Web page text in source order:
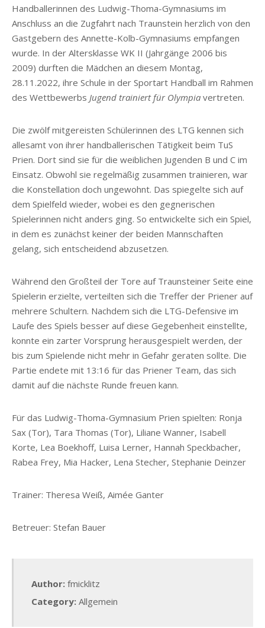
Handballerinnen des Ludwig-Thoma-Gymnasiums im
Anschluss an die Zugfahrt nach Traunstein herzlich von den
Gastgebern des Annette-Kolb-Gymnasiums empfangen
wurde. In der Altersklasse WK II (Jahrgänge 2006 bis
2009) durften die Mädchen an diesem Montag,
28.11.2022, ihre Schule in der Sportart Handball im Rahmen
des Wettbewerbs Jugend trainiert für Olympia vertreten.
Die zwölf mitgereisten Schülerinnen des LTG kennen sich
allesamt von ihrer handballerischen Tätigkeit beim TuS
Prien. Dort sind sie für die weiblichen Jugenden B und C im
Einsatz. Obwohl sie regelmäßig zusammen trainieren, war
die Konstellation doch ungewohnt. Das spiegelte sich auf
dem Spielfeld wieder, wobei es den gegnerischen
Spielerinnen nicht anders ging. So entwickelte sich ein Spiel,
in dem es zunächst keiner der beiden Mannschaften
gelang, sich entscheidend abzusetzen.
Während den Großteil der Tore auf Traunsteiner Seite eine
Spielerin erzielte, verteilten sich die Treffer der Priener auf
mehrere Schultern. Nachdem sich die LTG-Defensive im
Laufe des Spiels besser auf diese Gegebenheit einstellte,
konnte ein zarter Vorsprung herausgespielt werden, der
bis zum Spielende nicht mehr in Gefahr geraten sollte. Die
Partie endete mit 13:16 für das Priener Team, das sich
damit auf die nächste Runde freuen kann.
Für das Ludwig-Thoma-Gymnasium Prien spielten: Ronja
Sax (Tor), Tara Thomas (Tor), Liliane Wanner, Isabell
Korte, Lea Boekhoff, Luisa Lerner, Hannah Speckbacher,
Rabea Frey, Mia Hacker, Lena Stecher, Stephanie Deinzer
Trainer: Theresa Weiß, Aimée Ganter
Betreuer: Stefan Bauer
Author: fmicklitz
Category: Allgemein